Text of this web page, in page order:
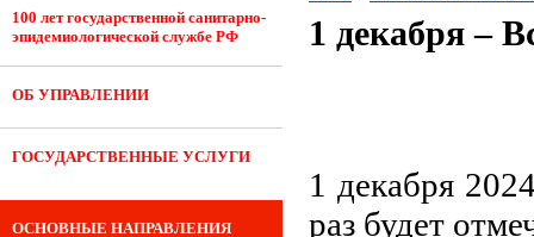
100 лет государственной санитарно-
эпидемиологической службе РФ
ОБ УПРАВЛЕНИИ
ГОСУДАРСТВЕННЫЕ УСЛУГИ
ОСНОВНЫЕ НАПРАВЛЕНИЯ
1 декабря –
1 декабря
раз будет